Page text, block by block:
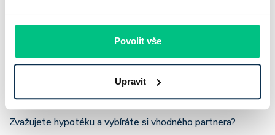
Povolit vše
Upravit
Filip Křivánek, klient: Tomáš B.
Zvažujete hypotéku a vybíráte si vhodného partnera?